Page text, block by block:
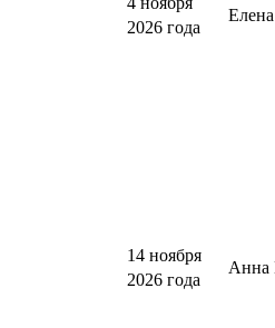
2026 года
14 ноября
2026 года
Анна